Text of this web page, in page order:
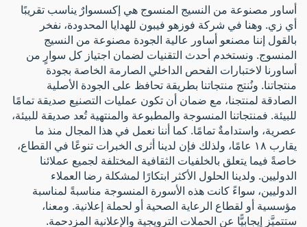
أساور مصنوعة من النسيج المنسوج هي إكسسوارٌ يناسب تقريبًا
أي زي. وهنا في شركة فوزهو فيبون للهدايا المحدودة، نفخر
بالقول إننا مصنعو أساور عالية الجودة مصنوعة من النسيج
المنسوج. ونستخدم أحدث التقنيات لضمان اجتياز كل سوارٍ من
أساورنا لاختبارات الفحص الداخلي الصارمة الخاصة بجودة
منتجاتنا. ونُنتج منتجاتنا بطريقة تحافظ على الجودة الأصلية
الصادقة لمنتجنا، مع ضمان أن تكون عمليات التصنيع صديقة تمامًا
للبيئة. فمنتجاتنا المنسوجة والمطبوعة والمنتهية تُعد صديقة للبيئة،
عصرية، واستدامةٌ تمامًا. كما أننا نعمل في هذا المجال منذ ما
يقارب ١٨ عامًا، ولذلك فإن لدينا أثرى الخبرات تنوعًا في القطاع،
خاصةً فيما يتعلق بالخلفيات الثقافية المختلفة لجميع عملائنا
الدوليين. ولدينا الحلول الأكثر ابتكارًا لمشكلة رضا العملاء
الدوليين، سواءً كانت هذه الأسورة المنسوجة مناسبةً لمناسبة
مؤسسية أو لقطاع الرعاية الصحية أو لحملة إعلانية. ومعنا،
ستتميَّز إيجابيًّا عن الحملات الترويجية والإعلانية المزدحمة.